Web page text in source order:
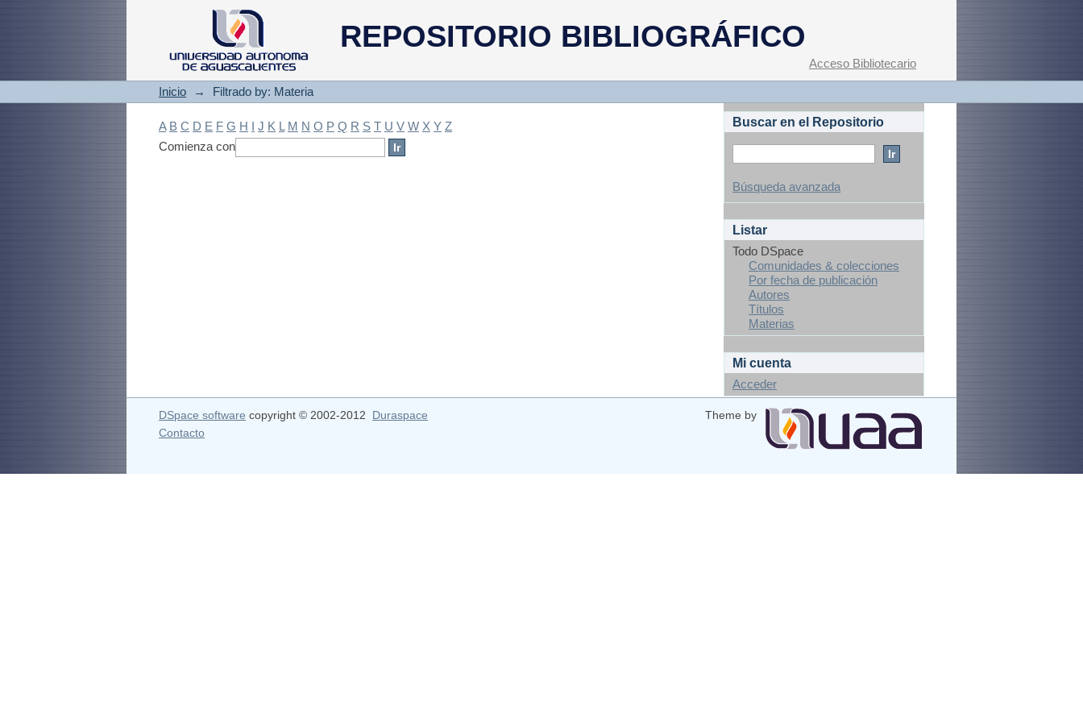
REPOSITORIO BIBLIOGRÁFICO
Filtrado by: Materia
Acceso Bibliotecario
Inicio → Filtrado by: Materia
A B C D E F G H I J K L M N O P Q R S T U V W X Y Z
Comienza con
Buscar en el Repositorio
Búsqueda avanzada
Listar
Todo DSpace
Comunidades & colecciones
Por fecha de publicación
Autores
Títulos
Materias
Mi cuenta
Acceder
DSpace software copyright © 2002-2012 Duraspace
Theme by
Contacto